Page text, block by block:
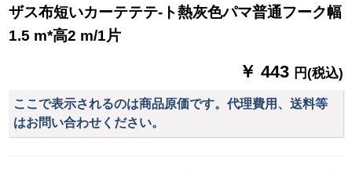
て北欧のハ-フ-テがあ
ザス布短いカーテテテ-ト熱灰色パマ普通フーク幅
1.5 m*高2 m/1片
￥ 443 円(税込)
ここで表示されるのは商品原価です。代理費用、送料等
はお問い合わせください。